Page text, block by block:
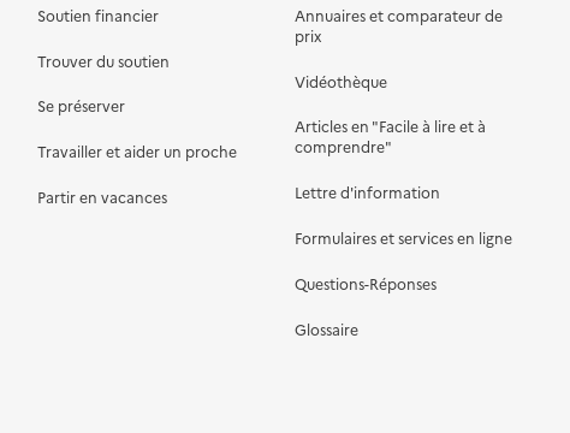
Soutien financier
Trouver du soutien
Se préserver
Travailler et aider un proche
Partir en vacances
Annuaires et comparateur de
prix
Vidéothèque
Articles en "Facile à lire et à
comprendre"
Lettre d'information
Formulaires et services en ligne
Questions-Réponses
Glossaire